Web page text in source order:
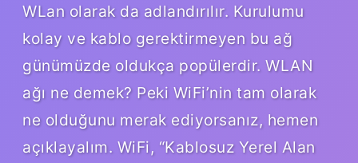
WLan olarak da adlandırılır. Kurulumu
kolay ve kablo gerektirmeyen bu ağ
günümüzde oldukça popülerdir. WLAN
ağı ne demek? Peki WiFi’nin tam olarak
ne olduğunu merak ediyorsanız, hemen
açıklayalım. WiFi, “Kablosuz Yerel Alan